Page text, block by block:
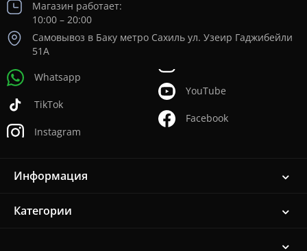
Магазин работает:
10:00 – 20:00
Самовывоз в Баку метро Сахиль ул. Узеир Гаджибейли
51А
Whatsapp
TikTok
Instagram
YouTube
Facebook
Информация
Категории